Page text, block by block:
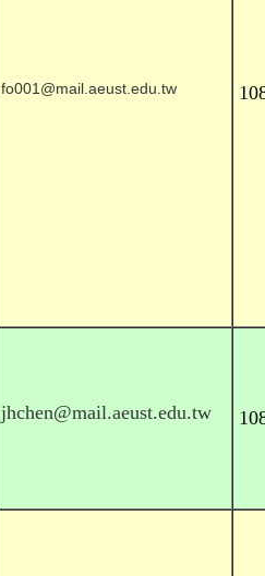
fo001@mail.aeust.edu.tw
jhchen@mail.aeust.edu.tw